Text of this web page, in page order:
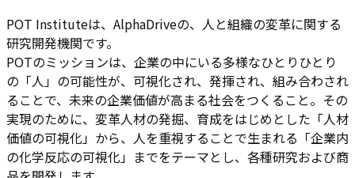
POT Instituteは、AlphaDriveの、人と組織の変革に関する
研究開発機関です。
POTのミッションは、企業の中にいる多様なひとりひとり
の「人」の可能性が、可視化され、発揮され、組み合わされ
ることで、未来の企業価値が高まる社会をつくること。その
実現のために、変革人材の発掘、育成をはじめとした「人材
価値の可視化」から、人を重視することで生まれる「企業内
の化学反応の可視化」までをテーマとし、各種研究および商